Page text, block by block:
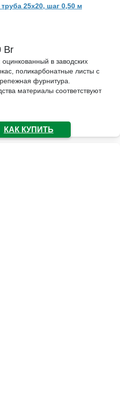
25х20, шаг 0,50 м
Br
оцинкованный в заводских
поликарбонатные листы с
фурнитура.
материалы соответствуют
КАК КУПИТЬ